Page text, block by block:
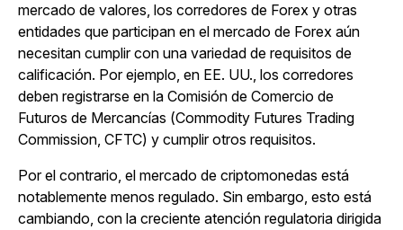
mercado de valores, los corredores de Forex y otras
entidades que participan en el mercado de Forex aún
necesitan cumplir con una variedad de requisitos de
calificación. Por ejemplo, en EE. UU., los corredores
deben registrarse en la Comisión de Comercio de
Futuros de Mercancías (Commodity Futures Trading
Commission, CFTC) y cumplir otros requisitos.
Por el contrario, el mercado de criptomonedas está
notablemente menos regulado. Sin embargo, esto está
cambiando, con la creciente atención regulatoria dirigida